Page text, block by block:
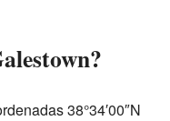
38°34′00″N